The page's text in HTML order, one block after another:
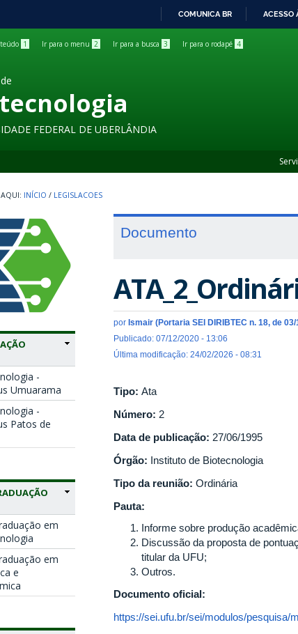
COMUNICA BR ACESSO
1 Ir para o menu 2 Ir para a busca 3 Ir para o rodapé 4
FEDERAL DE UBERLÂNDIA
INÍCIO / LEGISLACOES
-
Umuarama
-
Patos de
em
em
e
Documento
por Ismair (Portaria SEI DIRIBTEC n. 18, de
Publicado: 07/12/2020 - 13:06
Última modificação: 24/02/2026 - 08:31
Tipo: Ata
Número: 2
Data de publicação: 27/06/1995
Órgão: Instituto de Biotecnologia
Tipo da reunião: Ordinária
Pauta:
Informe sobre produção
Discussão da proposta de
titular da UFU;
Outros.
Documento oficial:
https://sei.ufu.br/sei/modulos/pesquisa/